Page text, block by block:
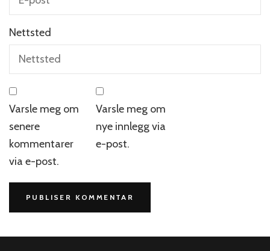
Nettsted
Varsle meg om
senere
kommentarer
via e-post.
Varsle meg om
nye innlegg via
e-post.